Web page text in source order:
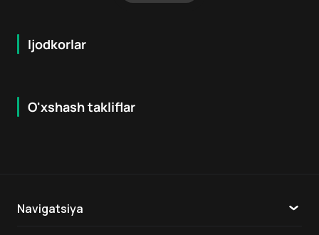
Ijodkorlar
O'xshash takliflar
18 + 6.4
Navigatsiya